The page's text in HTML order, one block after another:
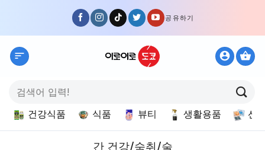
content
공유하기
색:
건강식품 식품 뷰티 생활용품 선
간 건강/숙취/술